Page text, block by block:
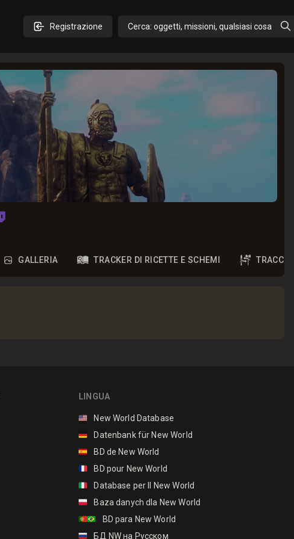
Registrazione Cerca: oggetti, missioni, qualsiasi cosa
GALLERIA TRACKER DI RICETTE E SCHEMI
LINGUA
🇺🇸
New World Database
🇩🇪
Datenbank für New World
🇪🇸
BD de New World
🇫🇷
BD pour New World
🇮🇹
Database per Il New World
🇵🇱
Baza danych dla New World
🇵🇹🇧🇷
BD para New World
🇷🇺
БД NW на Русском